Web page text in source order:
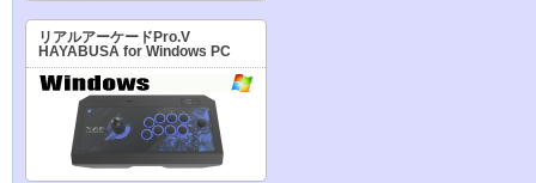
リアルアーケードPro.V
HAYABUSA for Windows PC